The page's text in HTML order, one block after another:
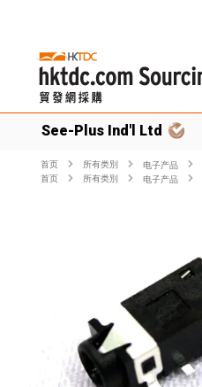
See-Plus Ind'l Ltd
首页 所有类別 电子产品
首页
所有类別 电子产品